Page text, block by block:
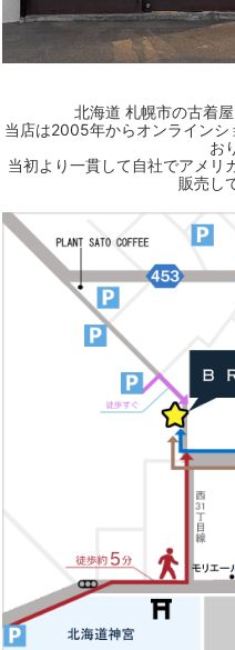
北海道 札幌市の古着
当店は2005年からオンライン
お
当初より一貫して自社でアメリ
販売し